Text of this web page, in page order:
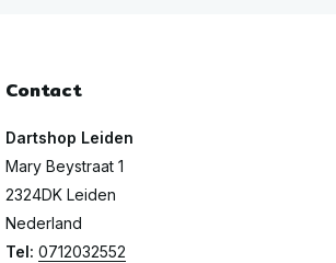
Contact
Dartshop Leiden
Mary Beystraat 1
2324DK Leiden
Nederland
Tel: 0712032552